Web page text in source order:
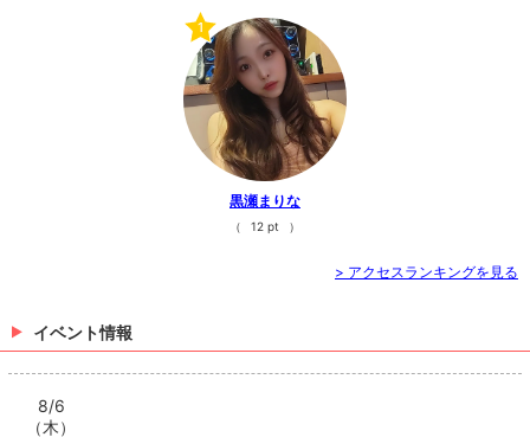
1
黒瀬まりな
（ 12 pt ）
> アクセスランキングを見る
イベント情報
8/6
（木）